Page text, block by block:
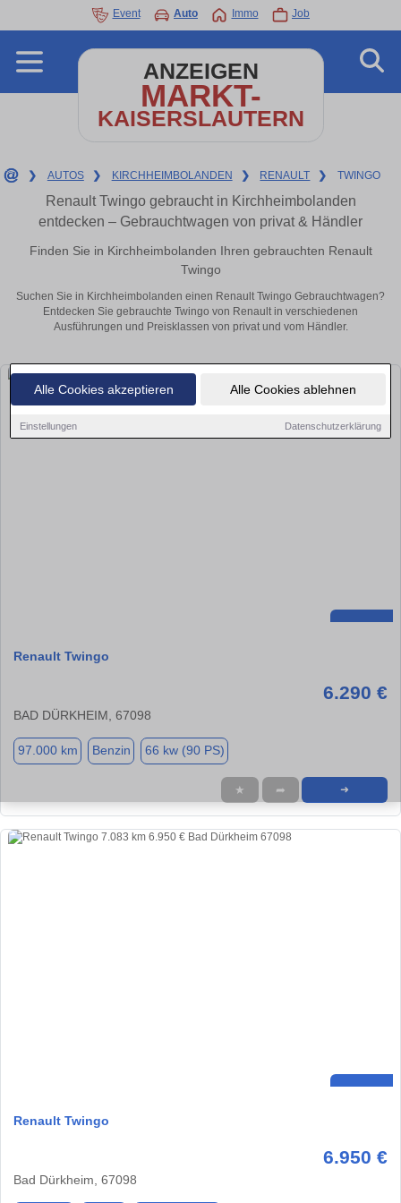
Alle Cookies akzeptieren Alle Cookies ablehnen
Einstellungen Datenschutzerklärung
Event Auto Immo Job
ANZEIGEN
MARKT-
KAISERSLAUTERN
❯ AUTOS ❯ KIRCHHEIMBOLANDEN ❯ RENAULT ❯ TWINGO
Renault Twingo gebraucht in Kirchheimbolanden
entdecken – Gebrauchtwagen von privat & Händler
Finden Sie in Kirchheimbolanden Ihren gebrauchten Renault
Twingo
Suchen Sie in Kirchheimbolanden einen Renault Twingo Gebrauchtwagen?
Entdecken Sie gebrauchte Twingo von Renault in verschiedenen
Ausführungen und Preisklassen von privat und vom Händler.
Renault Twingo
6.290 €
BAD DÜRKHEIM, 67098
97.000 km Benzin 66 kw (90 PS)
★ ➦ ➜
Renault Twingo
6.950 €
Bad Dürkheim, 67098